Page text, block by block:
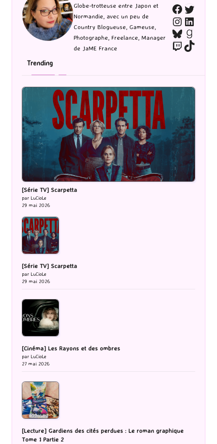
Globe-trotteuse entre Japon et
Normandie, avec un peu de
Country Blogueuse, Gameuse,
Photographe, Freelance, Manager
de JaME France
Bluesky
TwitchTikTok
Trending
[Série TV] Scarpetta
par LuCioLe
29 mai 2026
[Série TV] Scarpetta
par LuCioLe
29 mai 2026
[Cinéma] Les Rayons et des ombres
par LuCioLe
27 mai 2026
[Lecture] Gardiens des cités perdues : Le roman graphique
Tome 1 Partie 2